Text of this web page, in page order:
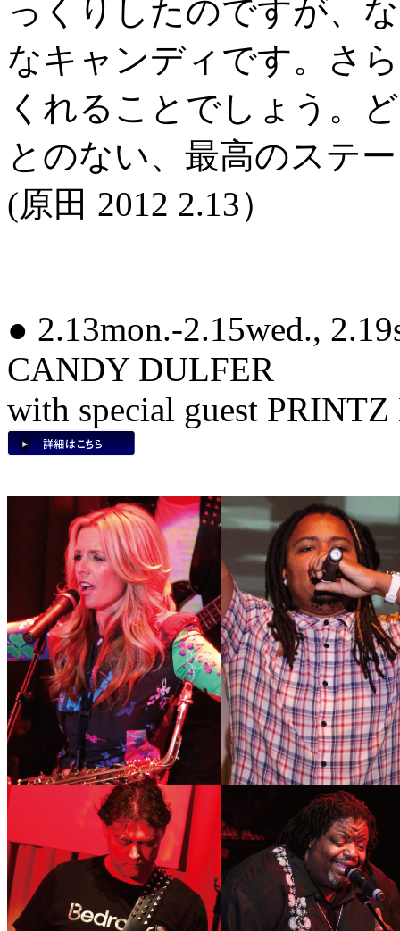
っくりしたのですが、
なキャンディです。さ
くれることでしょう。
とのない、最高のステ
(原田 2012 2.13）
● 2.13mon.-2.15wed.,
CANDY DULFER
with special guest